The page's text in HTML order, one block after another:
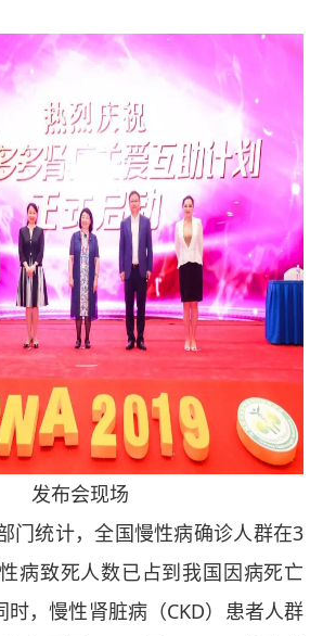
发布会现场
统计，全国慢性病确诊人群在3
病致死人数已占到我国因病死亡
时，慢性肾脏病（CKD）患者人群